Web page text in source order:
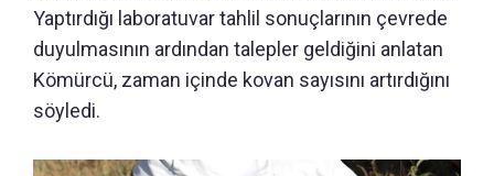
Yaptırdığı laboratuvar tahlil sonuçlarının çevrede
duyulmasının ardından talepler geldiğini anlatan
Kömürcü, zaman içinde kovan sayısını artırdığını
söyledi.